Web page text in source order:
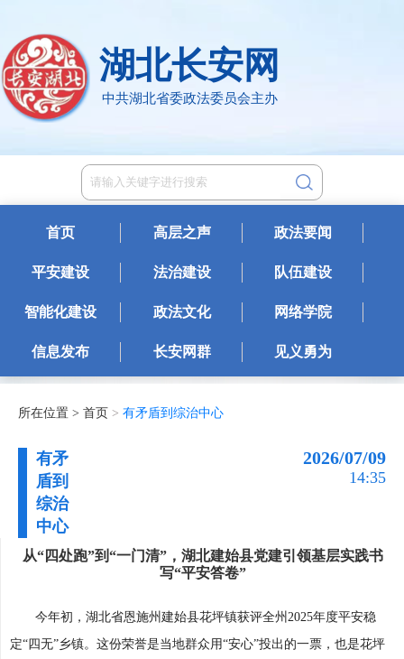
湖北长安网
中共湖北省委政法委员会主办
首页 高层之声 政法要闻
平安建设 法治建设 队伍建设
智能化建设 政法文化 网络学院
信息发布 长安网群 见义勇为
所在位置 > 首页 > 有矛盾到综治中心
有矛
盾到
综治
中心
2026/07/09
14:35
从“四处跑”到“一门清”，湖北建始县党建引领基层实践书
写“平安答卷”
今年初，湖北省恩施州建始县花坪镇获评全州2025年度平安稳
定“四无”乡镇。这份荣誉是当地群众用“安心”投出的一票，也是花坪